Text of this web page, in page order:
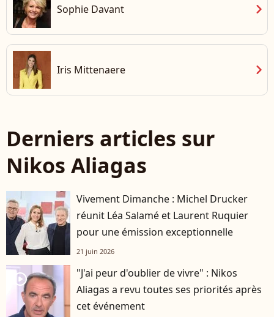
Sophie Davant chevron_right
Iris Mittenaere chevron_right
Derniers articles sur
Nikos Aliagas
Vivement Dimanche : Michel Drucker
réunit Léa Salamé et Laurent Ruquier
pour une émission exceptionnelle
21 juin 2026
player2
"J'ai peur d'oublier de vivre" : Nikos
Aliagas a revu toutes ses priorités après
cet événement